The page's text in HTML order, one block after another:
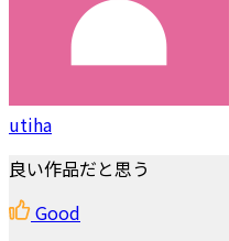
utiha
良い作品だと思う
Good